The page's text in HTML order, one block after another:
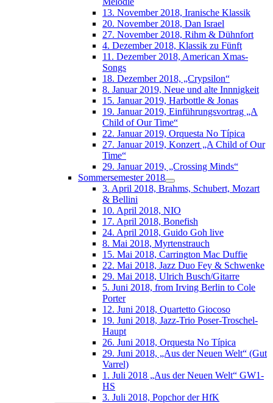
13. November 2018, Iranische Klassik
20. November 2018, Dan Israel
27. November 2018, Rihm & Dühnfort
4. Dezember 2018, Klassik zu Fünft
11. Dezember 2018, American Xmas-
Songs
18. Dezember 2018, „Crypsilon“
8. Januar 2019, Neue und alte Innnigkeit
15. Januar 2019, Harbottle & Jonas
19. Januar 2019, Einführungsvortrag „A
Child of Our Time“
22. Januar 2019, Orquesta No Típica
27. Januar 2019, Konzert „A Child of Our
Time“
29. Januar 2019, „Crossing Minds“
Sommersemester 2018
3. April 2018, Brahms, Schubert, Mozart
& Bellini
10. April 2018, NIO
17. April 2018, Bonefish
24. April 2018, Guido Goh live
8. Mai 2018, Myrtenstrauch
15. Mai 2018, Carrington Mac Duffie
22. Mai 2018, Jazz Duo Fey & Schwenke
29. Mai 2018, Ulrich Busch/Gitarre
5. Juni 2018, from Irving Berlin to Cole
Porter
12. Juni 2018, Quartetto Giocoso
19. Juni 2018, Jazz-Trio Poser-Troschel-
Haupt
26. Juni 2018, Orquesta No Típica
29. Juni 2018, „Aus der Neuen Welt“ (Gut
Varrel)
1. Juli 2018 „Aus der Neuen Welt“ GW1-
HS
3. Juli 2018, Popchor der HfK